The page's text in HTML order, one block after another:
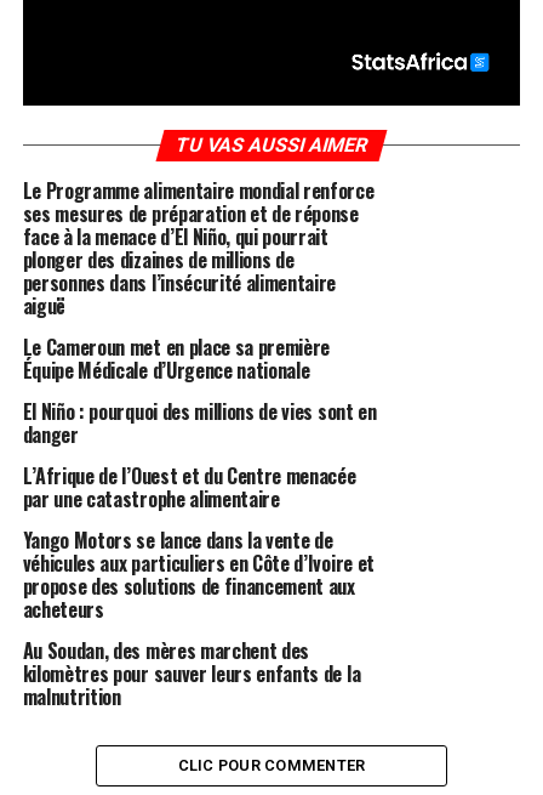
TU VAS AUSSI AIMER
Le Programme alimentaire mondial renforce
ses mesures de préparation et de réponse
face à la menace d’El Niño, qui pourrait
plonger des dizaines de millions de
personnes dans l’insécurité alimentaire
aiguë
Le Cameroun met en place sa première
Équipe Médicale d’Urgence nationale
El Niño : pourquoi des millions de vies sont en
danger
L’Afrique de l’Ouest et du Centre menacée
par une catastrophe alimentaire
Yango Motors se lance dans la vente de
véhicules aux particuliers en Côte d’Ivoire et
propose des solutions de financement aux
acheteurs
Au Soudan, des mères marchent des
kilomètres pour sauver leurs enfants de la
malnutrition
CLIC POUR COMMENTER